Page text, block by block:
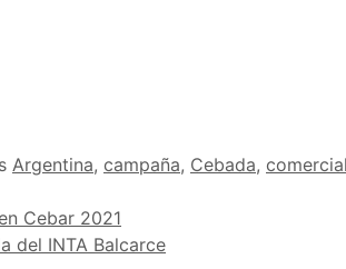
Argentina, campaña, Cebada,
Cebar 2021
del INTA Balcarce